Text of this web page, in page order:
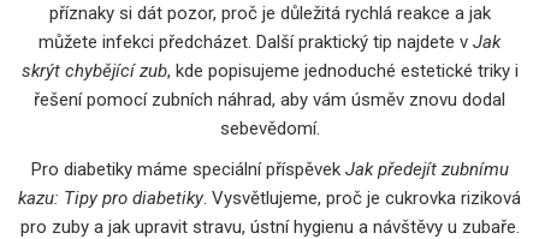
příznaky si dát pozor, proč je důležitá rychlá reakce a jak
můžete infekci předcházet. Další praktický tip najdete v Jak
skrýt chybějící zub, kde popisujeme jednoduché estetické triky i
řešení pomocí zubních náhrad, aby vám úsměv znovu dodal
sebevědomí.
Pro diabetiky máme speciální příspěvek Jak předejít zubnímu
kazu: Tipy pro diabetiky. Vysvětlujeme, proč je cukrovka riziková
pro zuby a jak upravit stravu, ústní hygienu a návštěvy u zubaře.